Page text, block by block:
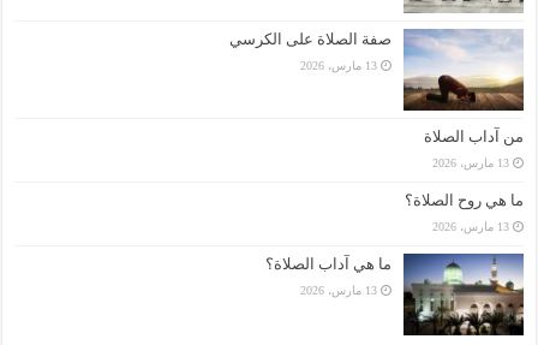
صفة الصلاة على الكرسي
13 مارس، 2026
من آداب الصلاة
13 مارس، 2026
ما هي روح الصلاة؟
13 مارس، 2026
ما هي آداب الصلاة؟
13 مارس، 2026